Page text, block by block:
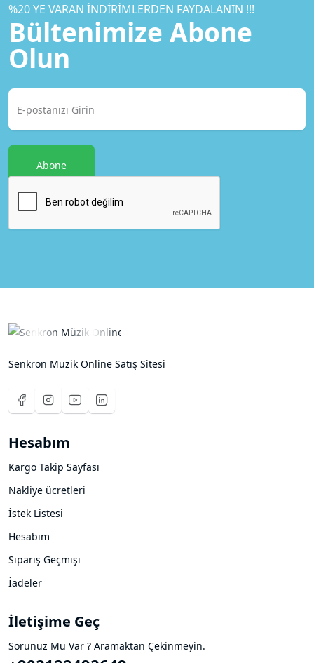
%20 YE VARAN İNDIRIMLERDEN FAYDALANIN !!!
Bültenimize Abone
Olun
Abone
Senkron Muzik Online Satış Sitesi
Hesabım
Kargo Takip Sayfası
Nakliye ücretleri
İstek Listesi
Hesabım
Sipariş Geçmişi
İadeler
İletişime Geç
Sorunuz Mu Var ? Aramaktan Çekinmeyin.